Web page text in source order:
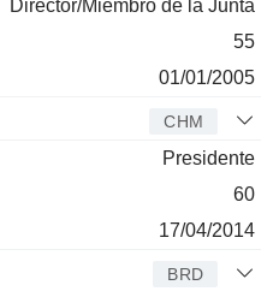
Director/Miembro de la Junta
55
01/01/2005
CHM
Presidente
60
17/04/2014
BRD